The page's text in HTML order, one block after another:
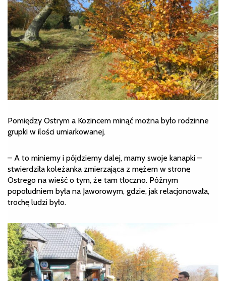
Pomiędzy Ostrym a Kozincem minąć można było rodzinne
grupki w ilości umiarkowanej.
– A to miniemy i pójdziemy dalej, mamy swoje kanapki –
stwierdziła koleżanka zmierzająca z mężem w stronę
Ostrego na wieść o tym, że tam tłoczno. Późnym
popołudniem była na Jaworowym, gdzie, jak relacjonowała,
trochę ludzi było.